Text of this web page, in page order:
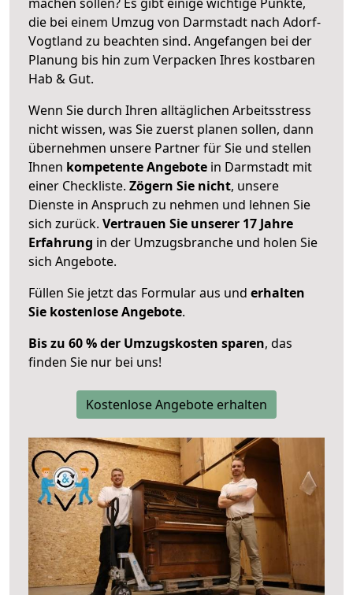
die bei einem Umzug von Darmstadt nach Adorf-
Vogtland zu beachten sind. Angefangen bei der
Planung bis hin zum Verpacken Ihres kostbaren
Hab & Gut.
Wenn Sie durch Ihren alltäglichen Arbeitsstress
nicht wissen, was Sie zuerst planen sollen, dann
übernehmen unsere Partner für Sie und stellen
Ihnen kompetente Angebote in Darmstadt mit
einer Checkliste. Zögern Sie nicht, unsere
Dienste in Anspruch zu nehmen und lehnen Sie
sich zurück. Vertrauen Sie unserer 17 Jahre
Erfahrung in der Umzugsbranche und holen Sie
sich Angebote.
Füllen Sie jetzt das Formular aus und erhalten
Sie kostenlose Angebote.
Bis zu 60 % der Umzugskosten sparen, das
finden Sie nur bei uns!
Kostenlose Angebote erhalten